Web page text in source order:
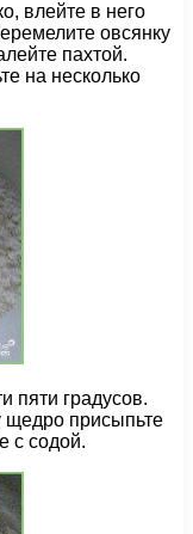
влейте в него
овсянку
пахтой.
на несколько
пяти градусов.
щедро присыпьте
с содой.